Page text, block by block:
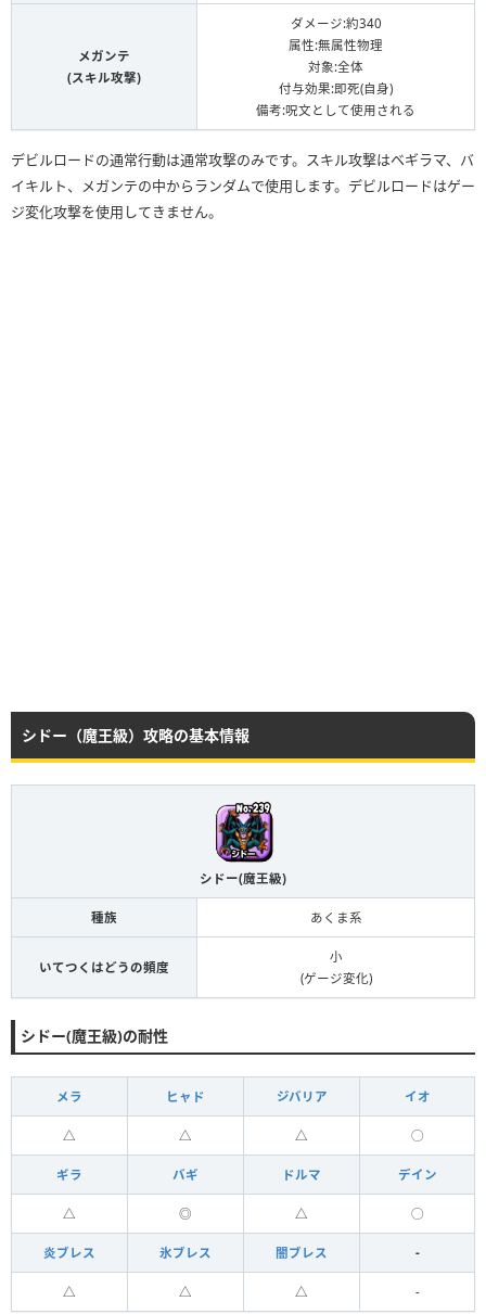
メガンテ
(スキル攻撃)
ダメージ:約340
属性:無属性物理
対象:全体
付与効果:即死(自身)
備考:呪文として使用される
デビルロードの通常行動は通常攻撃のみです。スキル攻撃はベギラマ、バ
イキルト、メガンテの中からランダムで使用します。デビルロードはゲー
ジ変化攻撃を使用してきません。
シドー（魔王級）攻略の基本情報
シドー(魔王級)
種族 あくま系
いてつくはどうの頻度
小
(ゲージ変化)
シドー(魔王級)の耐性
メラ ヒャド ジバリア イオ
△ △ △ ◯
ギラ バギ ドルマ デイン
△ ◎ △ ◯
炎ブレス 氷ブレス 闇ブレス -
△ △ △ -